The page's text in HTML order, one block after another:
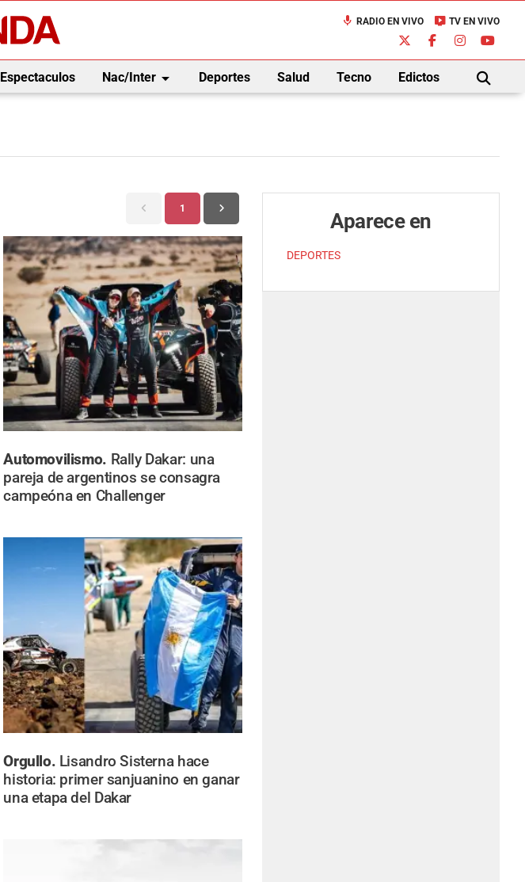
mic RADIO EN VIVO live_tv TV EN VIVO
Espectaculos Nac/Interarrow_drop_down Deportes Salud Tecno Edictos
BUSCAR
1
Automovilismo. Rally Dakar: una
pareja de argentinos se consagra
campeóna en Challenger
Orgullo. Lisandro Sisterna hace
historia: primer sanjuanino en ganar
una etapa del Dakar
Aparece en
DEPORTES